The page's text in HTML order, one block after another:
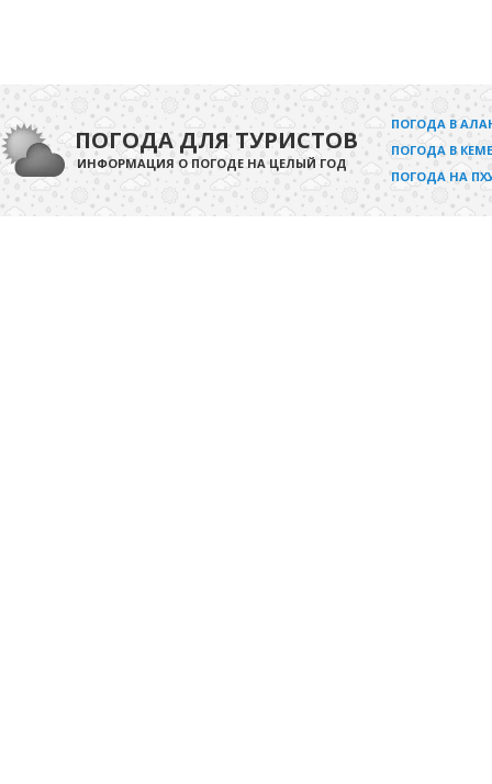
ПОГОДА ДЛЯ ТУРИСТОВ
ИНФОРМАЦИЯ О ПОГОДЕ НА ЦЕЛЫЙ ГОД
ПОГОДА В
ПОГОДА В
ПОГОДА НА